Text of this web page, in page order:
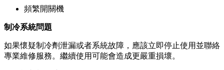
頻繁開關機
制冷系統問題
如果懷疑制冷劑泄漏或者系統故障，應該立即停止使用並聯絡
專業維修服務。繼續使用可能會造成更嚴重損壞。